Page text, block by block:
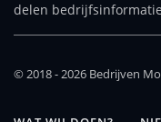
delen
© 2018 - 2026 Bedrijven